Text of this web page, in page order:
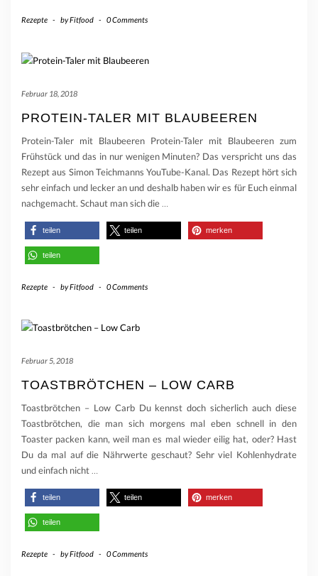
Rezepte - byFitfood - 0 Comments
Februar 18, 2018
PROTEIN-TALER MIT BLAUBEEREN
Protein-Taler mit Blaubeeren Protein-Taler mit Blaubeeren zum
Frühstück und das in nur wenigen Minuten? Das verspricht uns das
Rezept aus Simon Teichmanns YouTube-Kanal. Das Rezept hört sich
sehr einfach und lecker an und deshalb haben wir es für Euch einmal
nachgemacht. Schaut man sich die
teilen teilen merken
teilen
Rezepte - byFitfood - 0 Comments
Februar 5, 2018
TOASTBRÖTCHEN – LOW CARB
Toastbrötchen – Low Carb Du kennst doch sicherlich auch diese
Toastbrötchen, die man sich morgens mal eben schnell in den
Toaster packen kann, weil man es mal wieder eilig hat, oder? Hast
Du da mal auf die Nährwerte geschaut? Sehr viel Kohlenhydrate
und einfach nicht
teilen teilen merken
teilen
Rezepte - byFitfood - 0 Comments